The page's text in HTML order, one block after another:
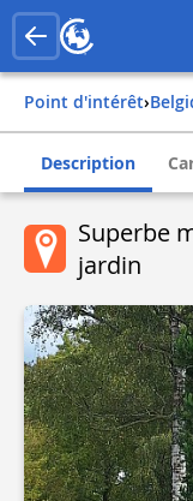
Point d'intérêt›
Description
Superbe
jardin